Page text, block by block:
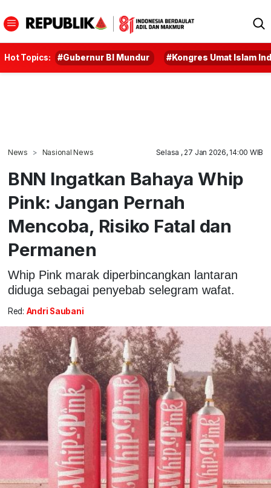
Hot Topics: #Gubernur BI Mundur #Kongres Umat Islam
News Nasional News Selasa , 27 Jan 2026, 14:00 WIB
BNN Ingatkan Bahaya Whip
Pink: Jangan Pernah
Mencoba, Risiko Fatal dan
Permanen
Whip Pink marak diperbincangkan lantaran
diduga sebagai penyebab selegram wafat.
Red: Andri Saubani